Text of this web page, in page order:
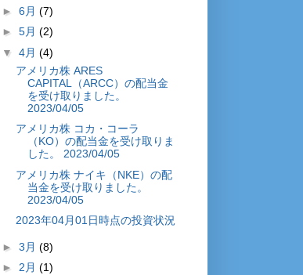
► 6月 (7)
► 5月 (2)
▼ 4月 (4)
アメリカ株 ARES
CAPITAL（ARCC）の配当金
を受け取りました。
2023/04/05
アメリカ株 コカ・コーラ
（KO）の配当金を受け取りま
した。 2023/04/05
アメリカ株 ナイキ（NKE）の配
当金を受け取りました。
2023/04/05
2023年04月01日時点の投資状況
► 3月 (8)
► 2月 (1)